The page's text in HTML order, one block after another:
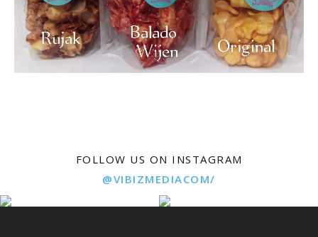
FOLLOW US ON INSTAGRAM
@VIBIZMEDIACOM/